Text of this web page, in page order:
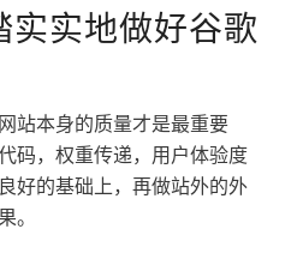
实实地做好谷歌
站本身的质量才是最重要
码，权重传递，用户体验度
好的基础上，再做站外的外
。